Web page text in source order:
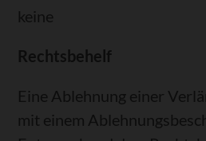
keine
Rechtsbehelf
Eine Ablehnung einer
mit einem